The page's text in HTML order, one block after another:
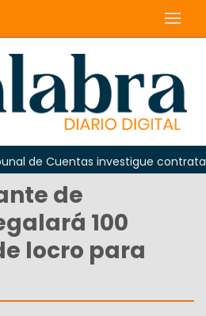
Cuentas investigue contratación
de
100
locro para